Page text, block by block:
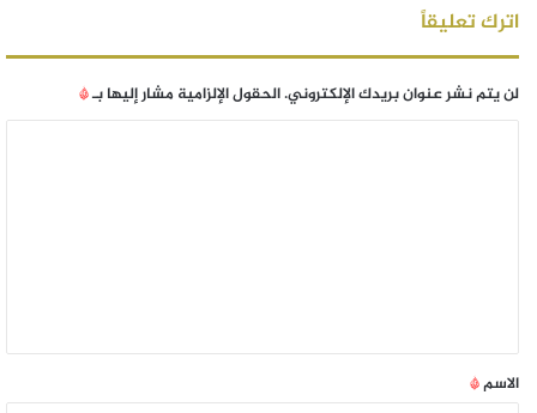
اترك تعليقاً
لن يتم نشر عنوان بريدك الإلكتروني.الحقول الإلزامية مشار إليها بـ*
الاسم*